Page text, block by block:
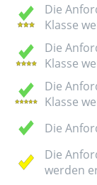
Die
Klasse
Die
Klasse
Die
Klasse
Die
Die
werden